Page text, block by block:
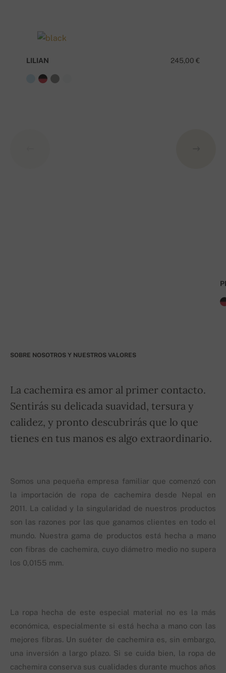
245,00 €
LILIAN
SOBRE NOSOTROS Y NUESTROS VALORES
La cachemira es amor al primer contacto.
Sentirás su delicada suavidad, tersura y
calidez, y pronto descubrirás que lo que
tienes en tus manos es algo extraordinario.
Somos una pequeña empresa familiar que comenzó con
la importación de ropa de cachemira desde Nepal en
2011. La calidad y la singularidad de nuestros productos
son las razones por las que ganamos clientes en todo el
mundo. Nuestra gama de productos está hecha a mano
con fibras de cachemira, cuyo diámetro medio no supera
los 0,0155 mm.
La ropa hecha de este especial material no es la más
económica, especialmente si está hecha a mano con las
mejores fibras. Un suéter de cachemira es, sin embargo,
una inversión a largo plazo. Si se cuida bien, la ropa de
cachemira conserva sus cualidades durante muchos años